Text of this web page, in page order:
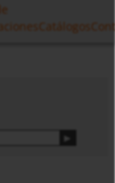
Catálogos